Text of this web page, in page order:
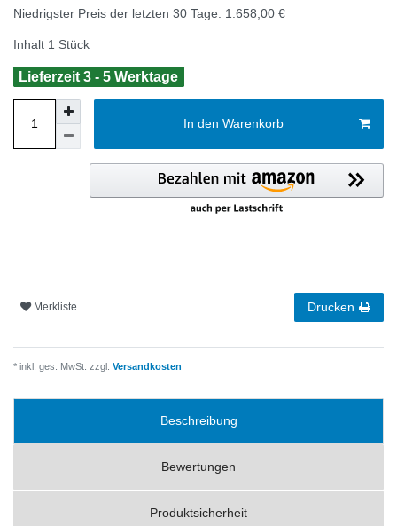
Niedrigster Preis der letzten 30 Tage: 1.658,00 €
Inhalt 1 Stück
Lieferzeit 3 - 5 Werktage
In den Warenkorb
Merkliste Drucken
* inkl. ges. MwSt. zzgl. Versandkosten
Beschreibung
Bewertungen
Produktsicherheit